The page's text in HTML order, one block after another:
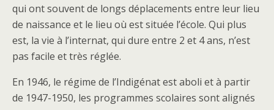
qui ont souvent de longs déplacements entre leur lieu
de naissance et le lieu où est située l’école. Qui plus
est, la vie à l’internat, qui dure entre 2 et 4 ans, n’est
pas facile et très réglée.
En 1946, le régime de l’Indigénat est aboli et à partir
de 1947-1950, les programmes scolaires sont alignés